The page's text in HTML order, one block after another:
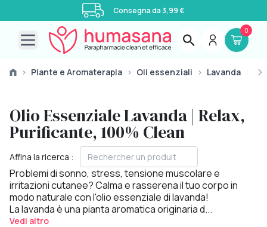
Consegna da 3,99 €
Open main menu
0
› Piante e Aromaterapia › Oli essenziali › Lavanda
Olio Essenziale Lavanda | Relax,
Purificante, 100% Clean
Affina la ricerca :
Problemi di sonno, stress, tensione muscolare e
irritazioni cutanee? Calma e rasserena il tuo corpo in
modo naturale con l'olio essenziale di lavanda!
La lavanda è una pianta aromatica originaria d...
Vedi altro